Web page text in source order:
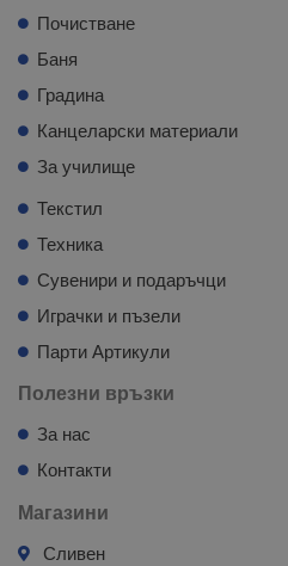
Почистване
Баня
Градина
Канцеларски материали
За училище
Текстил
Техника
Сувенири и подаръчци
Играчки и пъзели
Парти Артикули
Полезни връзки
За нас
Контакти
Магазини
Сливен